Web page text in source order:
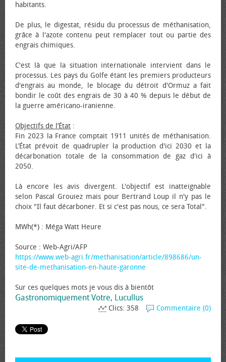
habitants.
De plus, le digestat, résidu du processus de méthanisation,
grâce à l'azote contenu peut remplacer tout ou partie des
engrais chimiques.
C'est là que la situation internationale intervient dans le
processus. Les pays du Golfe étant les premiers producteurs
d'engrais au monde, le blocage du détroit d'Ormuz a fait
bondir le coût des engrais de 30 à 40 % depuis le début de
la guerre américano-iranienne.
Objectifs de l’État :
Fin 2023 la France comptait 1911 unités de méthanisation.
L’État prévoit de quadrupler la production d'ici 2030 et la
décarbonation totale de la consommation de gaz d'ici à
2050.
Là encore les avis divergent. L'objectif est inatteignable
selon Pascal Grouiez mais pour Bertrand Loup il n'y pas le
choix "Il faut décarboner. Et si c'est pas nous, ce sera Total".
MWh(*) : Méga Watt Heure
Source : Web-Agri/AFP
https://www.web-agri.fr/methanisation/article/898686/un-
site-de-methanisation-en-haute-garonne
Sur ces quelques mots je vous dis à bientôt
Gastronomiquement Votre, Lucullus
Commentaire (0)
Clics: 358